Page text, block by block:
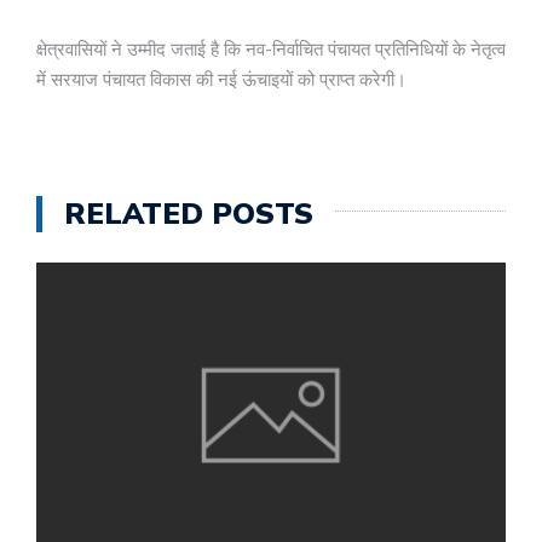
क्षेत्रवासियों ने उम्मीद जताई है कि नव-निर्वाचित पंचायत प्रतिनिधियों के नेतृत्व
में सरयाज पंचायत विकास की नई ऊंचाइयों को प्राप्त करेगी।
RELATED POSTS